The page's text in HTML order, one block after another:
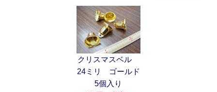
クリスマスベル
24ミリ ゴールド
5個入り